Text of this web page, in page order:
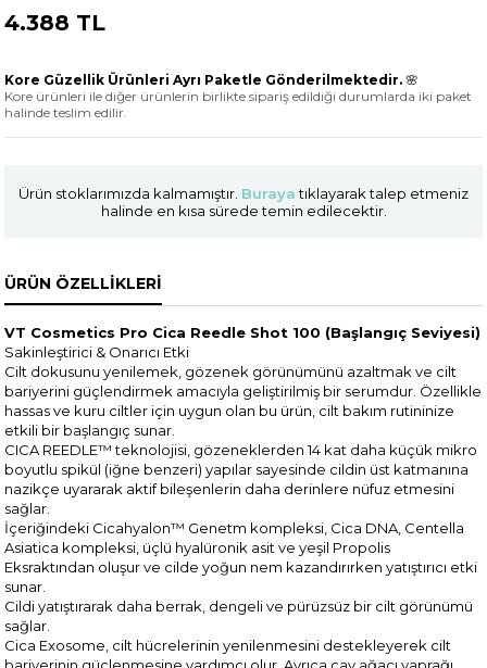
4.388 TL
Kore Güzellik Ürünleri Ayrı Paketle Gönderilmektedir. 🌸
Kore ürünleri ile diğer ürünlerin birlikte sipariş edildiği durumlarda iki paket
halinde teslim edilir.
Ürün stoklarımızda kalmamıştır. Burayatıklayarak talep etmeniz
halinde en kısa sürede temin edilecektir.
ÜRÜN ÖZELLIKLERI
VT Cosmetics Pro Cica Reedle Shot 100 (Başlangıç Seviyesi)
Sakinleştirici & Onarıcı Etki
Cilt dokusunu yenilemek, gözenek görünümünü azaltmak ve cilt
bariyerini güçlendirmek amacıyla geliştirilmiş bir serumdur. Özellikle
hassas ve kuru ciltler için uygun olan bu ürün, cilt bakım rutininize
etkili bir başlangıç sunar.
CICA REEDLE™ teknolojisi, gözeneklerden 14 kat daha küçük mikro
boyutlu spikül (iğne benzeri) yapılar sayesinde cildin üst katmanına
nazikçe uyararak aktif bileşenlerin daha derinlere nüfuz etmesini
sağlar.
İçeriğindeki Cicahyalon™ Genetm kompleksi, Cica DNA, Centella
Asiatica kompleksi, üçlü hyalüronik asit ve yeşil Propolis
Eksraktından oluşur ve cilde yoğun nem kazandırırken yatıştırıcı etki
sunar.
Cildi yatıştırarak daha berrak, dengeli ve pürüzsüz bir cilt görünümü
sağlar.
Cica Exosome, cilt hücrelerinin yenilenmesini destekleyerek cilt